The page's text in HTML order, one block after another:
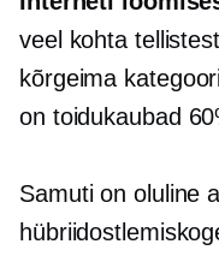
veel kohta
kõrgeima
on toidukaubad
Samuti on oluline